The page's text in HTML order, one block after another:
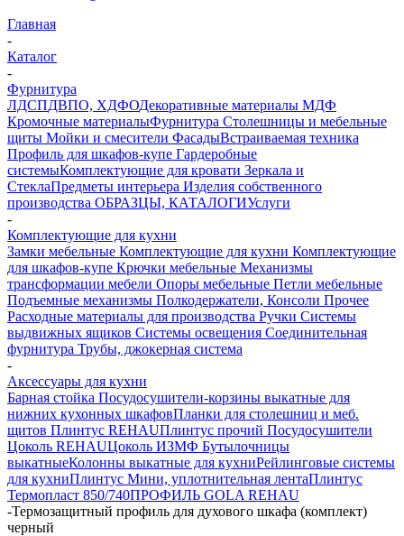
Главная
-
Каталог
-
Фурнитура
ЛДСПДВПО, ХДФОДекоративные материалы МДФ
Кромочные материалыФурнитура Столешницы и мебельные
щиты Мойки и смесители ФасадыВстраиваемая техника
Профиль для шкафов-купе Гардеробные
системыКомплектующие для кровати Зеркала и
СтеклаПредметы интерьера Изделия собственного
производства ОБРАЗЦЫ, КАТАЛОГИУслуги
-
Комплектующие для кухни
Замки мебельные Комплектующие для кухни Комплектующие
для шкафов-купе Крючки мебельные Механизмы
трансформации мебели Опоры мебельные Петли мебельные
Подъемные механизмы Полкодержатели, Консоли Прочее
Расходные материалы для производства Ручки Системы
выдвижных ящиков Системы освещения Соединительная
фурнитура Трубы, джокерная система
-
Аксессуары для кухни
Барная стойка Посудосушители-корзины выкатные для
нижних кухонных шкафовПланки для столешниц и меб.
щитов Плинтус REHAUПлинтус прочий Посудосушители
Цоколь REHAUЦоколь ИЗМФ Бутылочницы
выкатныеКолонны выкатные для кухниРейлинговые системы
для кухниПлинтус Мини, уплотнительная лентаПлинтус
Термопласт 850/740ПРОФИЛЬ GOLA REHAU
-Термозащитный профиль для духового шкафа (комплект)
черный